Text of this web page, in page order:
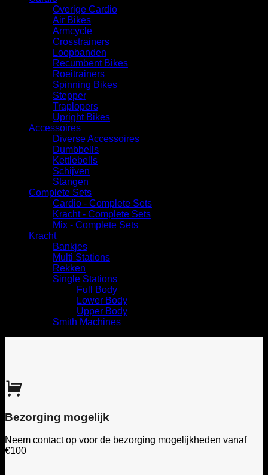
Overige Cardio
Air Bikes
Armcycle
Crosstrainers
Loopbanden
Recumbent Bikes
Roeitrainers
Spinning Bikes
Stepper
Traplopers
Upright Bikes
Accessoires
Diverse Accessoires
⁠Dumbbells
Kettlebells
⁠Schijven
Stangen
Complete Sets
Cardio - Complete Sets
⁠Kracht - Complete Sets
Mix - Complete Sets
Kracht
Bankjes
Multi Stations
Rekken
Single Stations
Full Body
Lower Body
Upper Body
Smith Machines
Bezorging mogelijk
Neem contact op voor de bezorging mogelijkheden vanaf
€100